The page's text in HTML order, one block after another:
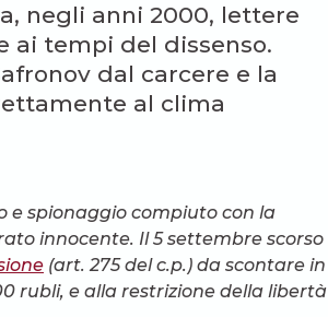
negli anni 2000, lettere
ai tempi del dissenso.
dal carcere e la
al clima
e spionaggio compiuto con la
innocente. Il 5 settembre scorso
(art. 275 del c.p.) da scontare in
rubli, e alla restrizione della libertà